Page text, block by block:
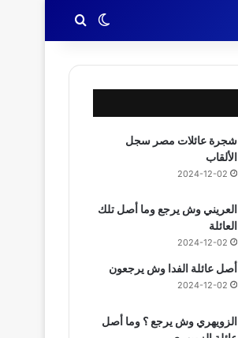
الوضع المظلم
بحث عن
شجرة عائلات مصر سجل
الألقاب
2024-12-02
العريني وش يرجع وما أصل تلك
العائلة
2024-12-02
أصل عائلة الفدا وش يرجعون
2024-12-02
الزويهري وش يرجع ؟ وما أصل